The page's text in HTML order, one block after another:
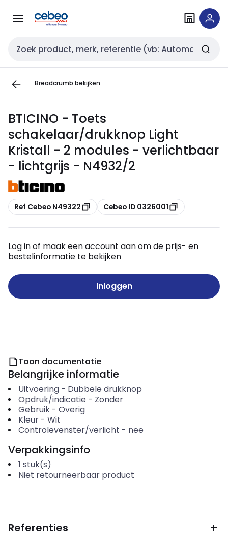
naar
naar
Zoekveld invoer
Breadcrumb bekijken
BTICINO - Toets
schakelaar/drukknop Light
Kristall - 2 modules - verlichtbaar
- lichtgrijs - N4932/2
Kopiëren
Ref Cebeo N49322 Kopiëren
Cebeo ID 0326001
Log in of maak een account aan om de prijs- en
bestelinformatie te bekijken
Inloggen
Toon documentatie
Belangrijke informatie
Uitvoering- Dubbele drukknop
Opdruk/indicatie - Zonder
Gebruik- Overig
Kleur- Wit
Controlevenster/verlicht - nee
Verpakkingsinfo
1 stuk(s)
Niet retourneerbaar product
Referenties